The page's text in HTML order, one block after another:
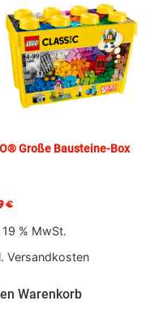
Große Bausteine-Box
€
19 % MwSt.
Versandkosten
Warenkorb